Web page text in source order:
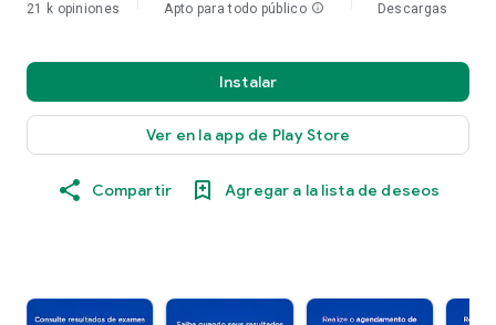
21 k opiniones Apto para todo público info Descargas
Instalar
Ver en la app de Play Store
Compartir Agregar a la lista de deseos